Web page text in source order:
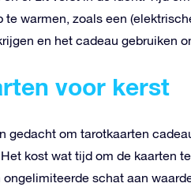
warmen, zoals een
en het cadeau gebruiken
voor kerst
gedacht om tarotkaarten
kost wat tijd om de kaarten
ongelimiteerde schat aan